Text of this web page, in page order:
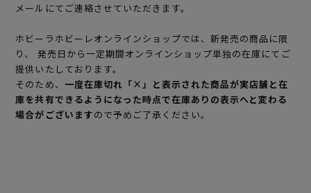
メールにてご連絡させていただきます。
ホビーラホビーレオンラインショップでは、新発売の商品に限
り、 発売日から一定期間オンラインショップ単独の在庫にてご
提供いたしております。
そのため、 一度在庫切れ「×」と表示された商品が実店舗と在
庫を共有できるようになった時点で在庫ありの表示へと変わる
場合がございますので予めご了承ください。